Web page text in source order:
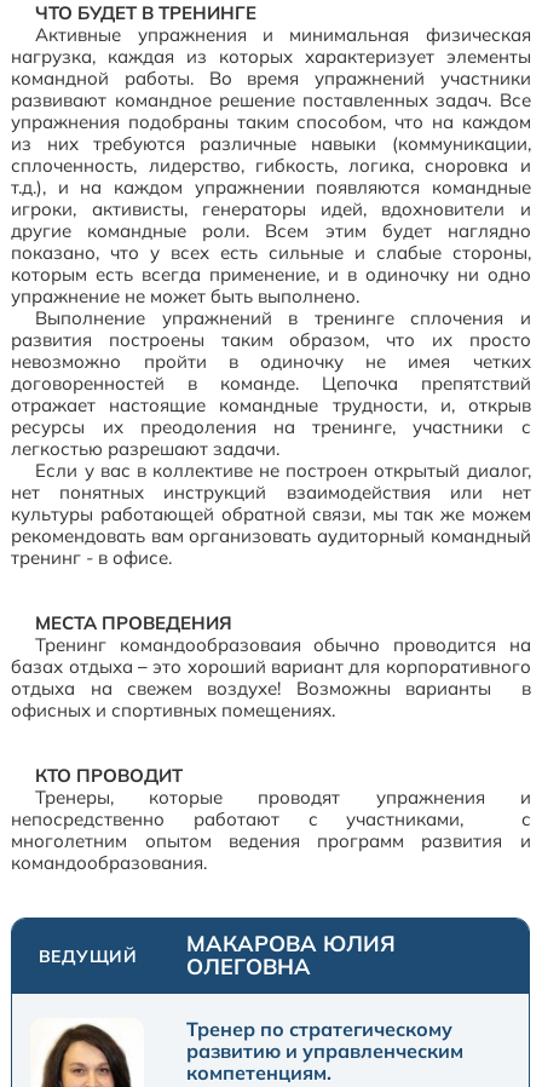
ЧТО БУДЕТ В ТРЕНИНГЕ
Активные упражнения и минимальная физическая
нагрузка, каждая из которых характеризует элементы
командной работы. Во время упражнений участники
развивают командное решение поставленных задач. Все
упражнения подобраны таким способом, что на каждом
из них требуются различные навыки (коммуникации,
сплоченность, лидерство, гибкость, логика, сноровка и
т.д.), и на каждом упражнении появляются командные
игроки, активисты, генераторы идей, вдохновители и
другие командные роли. Всем этим будет наглядно
показано, что у всех есть сильные и слабые стороны,
которым есть всегда применение, и в одиночку ни одно
упражнение не может быть выполнено.
Выполнение упражнений в тренинге сплочения и
развития построены таким образом, что их просто
невозможно пройти в одиночку не имея четких
договоренностей в команде. Цепочка препятствий
отражает настоящие командные трудности, и, открыв
ресурсы их преодоления на тренинге, участники с
легкостью разрешают задачи.
Если у вас в коллективе не построен открытый диалог,
нет понятных инструкций взаимодействия или нет
культуры работающей обратной связи, мы так же можем
рекомендовать вам организовать аудиторный командный
тренинг - в офисе.
МЕСТА ПРОВЕДЕНИЯ
Тренинг командообразоваия обычно проводится на
базах отдыха – это хороший вариант для корпоративного
отдыха на свежем воздухе! Возможны варианты в
офисных и спортивных помещениях.
КТО ПРОВОДИТ
Тренеры, которые проводят упражнения и
непосредственно работают с участниками, с
многолетним опытом ведения программ развития и
командообразования.
ВЕДУЩИЙ
МАКАРОВА ЮЛИЯ
ОЛЕГОВНА
Тренер по стратегическому
развитию и управленческим
компетенциям.